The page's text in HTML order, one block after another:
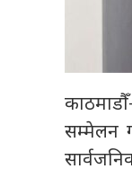
सम्मेलन